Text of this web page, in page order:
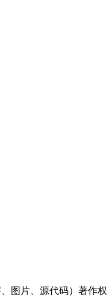
图片、源代码）著作权